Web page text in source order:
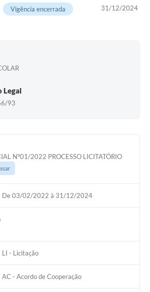
31/12/2024
Vigência encerrada
Legal
93
Nº01/2022 PROCESSO LICITATÓRIO
De 03/02/2022 à 31/12/2024
LI - Licitação
AC - Acordo de Cooperação